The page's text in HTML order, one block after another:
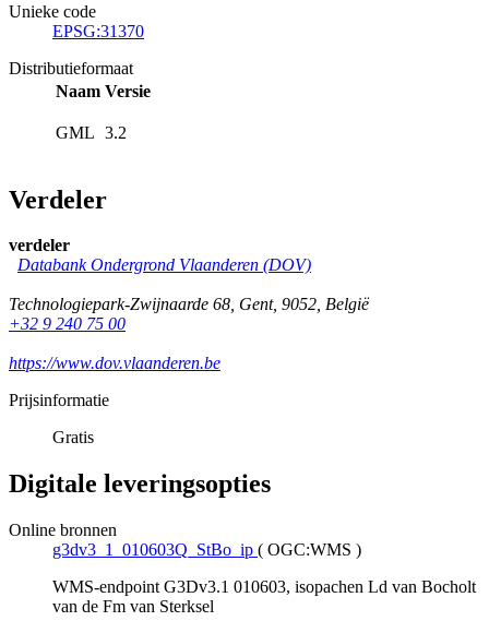
Unieke code
EPSG:31370
Distributieformaat
Naam Versie
GML 3.2
Verdeler
verdeler
Databank Ondergrond Vlaanderen (DOV)
Technologiepark-Zwijnaarde 68, Gent, 9052, België
+32 9 240 75 00
https://www.dov.vlaanderen.be
Prijsinformatie
Gratis
Digitale leveringsopties
Online bronnen
g3dv3_1_010603Q_StBo_ip ( OGC:WMS )
WMS-endpoint G3Dv3.1 010603, isopachen Ld van Bocholt
van de Fm van Sterksel